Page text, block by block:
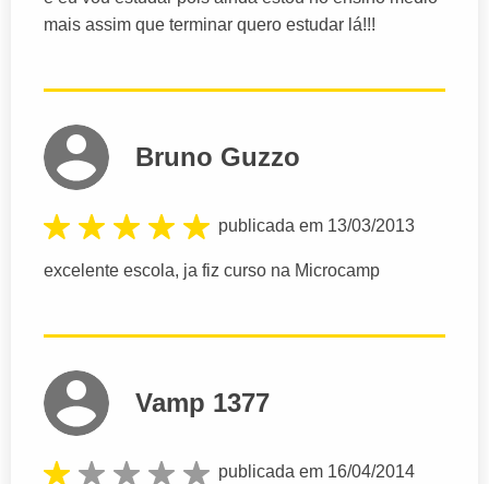
mais assim que terminar quero estudar lá!!!
Bruno Guzzo
publicada em 13/03/2013
excelente escola, ja fiz curso na Microcamp
Vamp 1377
publicada em 16/04/2014